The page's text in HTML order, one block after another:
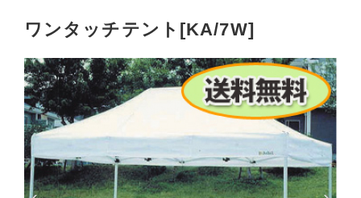
ワンタッチテント[KA/7W]